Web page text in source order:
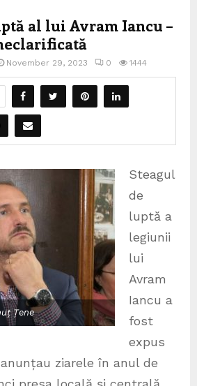
al lui Avram Iancu –
November 29, 2023 0 1444
Țene
Steagul
de
luptă a
legiunii
lui
Avram
Iancu a
fost
expus
ziarele în anul de